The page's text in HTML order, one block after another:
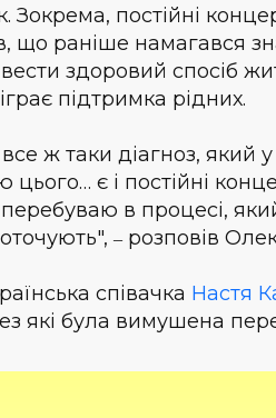
Зокрема, постійні
що раніше намагався
вести здоровий спосіб
підтримка рідних.
ж таки діагноз,
є і постійні
в процесі,
– розповів
співачка Настя
які була вимушена